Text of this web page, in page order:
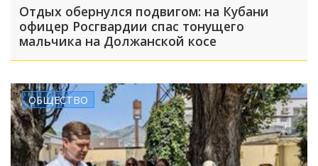
Отдых обернулся подвигом: на Кубани
офицер Росгвардии спас тонущего
мальчика на Должанской косе
ОБЩЕСТВО